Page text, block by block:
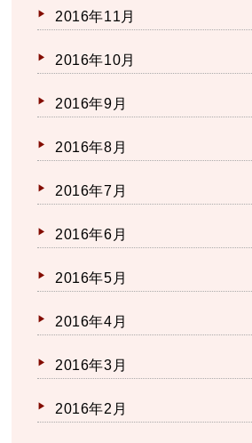
2016年11月
2016年10月
2016年9月
2016年8月
2016年7月
2016年6月
2016年5月
2016年4月
2016年3月
2016年2月